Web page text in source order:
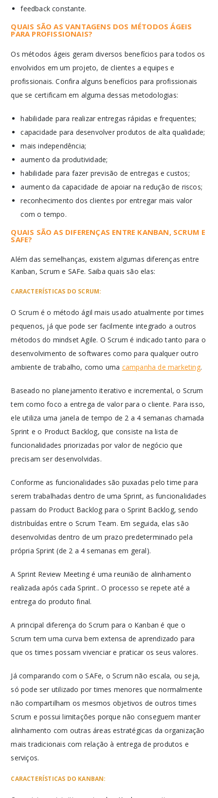
feedback constante.
QUAIS SÃO AS VANTAGENS DOS MÉTODOS ÁGEIS
PARA PROFISSIONAIS?
Os métodos ágeis geram diversos benefícios para todos os
envolvidos em um projeto, de clientes a equipes e
profissionais. Confira alguns benefícios para profissionais
que se certificam em alguma dessas metodologias:
habilidade para realizar entregas rápidas e frequentes;
capacidade para desenvolver produtos de alta qualidade;
mais independência;
aumento da produtividade;
habilidade para fazer previsão de entregas e custos;
aumento da capacidade de apoiar na redução de riscos;
reconhecimento dos clientes por entregar mais valor
com o tempo.
QUAIS SÃO AS DIFERENÇAS ENTRE KANBAN, SCRUM E
SAFE?
Além das semelhanças, existem algumas diferenças entre
Kanban, Scrum e SAFe. Saiba quais são elas:
CARACTERÍSTICAS DO SCRUM:
O Scrum é o método ágil mais usado atualmente por times
pequenos, já que pode ser facilmente integrado a outros
métodos do mindset Agile. O Scrum é indicado tanto para o
desenvolvimento de softwares como para qualquer outro
ambiente de trabalho, como uma campanha de marketing.
Baseado no planejamento iterativo e incremental, o Scrum
tem como foco a entrega de valor para o cliente. Para isso,
ele utiliza uma janela de tempo de 2 a 4 semanas chamada
Sprint e o Product Backlog, que consiste na lista de
funcionalidades priorizadas por valor de negócio que
precisam ser desenvolvidas.
Conforme as funcionalidades são puxadas pelo time para
serem trabalhadas dentro de uma Sprint, as funcionalidades
passam do Product Backlog para o Sprint Backlog, sendo
distribuídas entre o Scrum Team. Em seguida, elas são
desenvolvidas dentro de um prazo predeterminado pela
própria Sprint (de 2 a 4 semanas em geral).
A Sprint Review Meeting é uma reunião de alinhamento
realizada após cada Sprint.. O processo se repete até a
entrega do produto final.
A principal diferença do Scrum para o Kanban é que o
Scrum tem uma curva bem extensa de aprendizado para
que os times possam vivenciar e praticar os seus valores.
Já comparando com o SAFe, o Scrum não escala, ou seja,
só pode ser utilizado por times menores que normalmente
não compartilham os mesmos objetivos de outros times
Scrum e possui limitações porque não conseguem manter
alinhamento com outras áreas estratégicas da organização
mais tradicionais com relação à entrega de produtos e
serviços.
CARACTERÍSTICAS DO KANBAN: